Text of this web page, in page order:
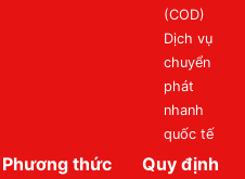
(COD)
Dịch vụ
chuyển
phát
nhanh
quốc tế
Phương thức
Quy định